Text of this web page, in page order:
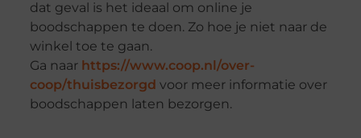
dat geval is het ideaal om online je
boodschappen te doen. Zo hoe je niet naar de
winkel toe te gaan.
Ga naar https://www.coop.nl/over-
coop/thuisbezorgd voor meer informatie over
boodschappen laten bezorgen.